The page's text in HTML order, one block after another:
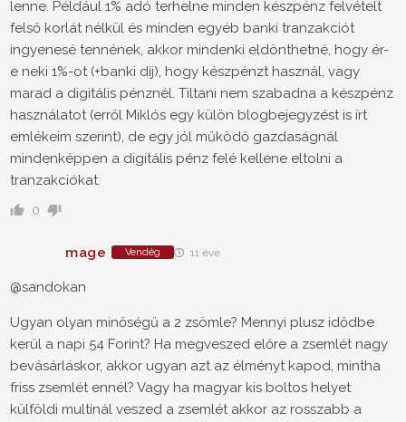
lenne. Például 1% adó terhelne minden készpénz felvételt
felső korlát nélkül és minden egyéb banki tranzakciót
ingyenesé tennének, akkor mindenki eldönthetné, hogy ér-
e neki 1%-ot (+banki díj), hogy készpénzt használ, vagy
marad a digitális pénznél. Tiltani nem szabadna a készpénz
használatot (erről Miklós egy külön blogbejegyzést is írt
emlékeim szerint), de egy jól működő gazdaságnál
mindenképpen a digitális pénz felé kellene eltolni a
tranzakciókat.
0
mage Vendég 11 éve
@sandokan
Ugyan olyan minőségű a 2 zsömle? Mennyi plusz idődbe
kerül a napi 54 Forint? Ha megveszed előre a zsemlét nagy
bevásárláskor, akkor ugyan azt az élményt kapod, mintha
friss zsemlét ennél? Vagy ha magyar kis boltos helyet
külföldi multinál veszed a zsemlét akkor az rosszabb a